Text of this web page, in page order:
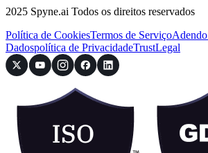
2025 Spyne.ai Todos os direitos reservados
Política de CookiesTermos de ServiçoAdendo
Dadospolítica de PrivacidadeTrustLegal